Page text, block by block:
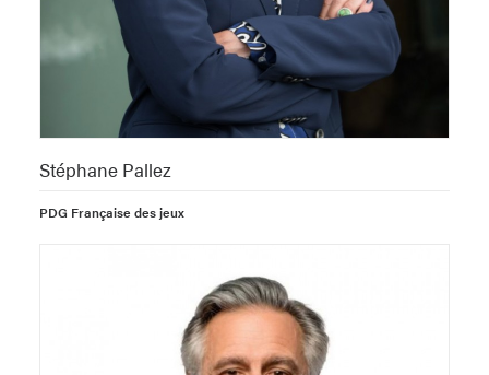
Stéphane Pallez
PDG Française des jeux